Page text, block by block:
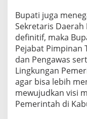
Bupati juga
Sekretaris Daerah
definitif, maka
Pejabat Pimpinan
dan Pengawas
Lingkungan
agar bisa lebih
mewujudkan visi
Pemerintah di